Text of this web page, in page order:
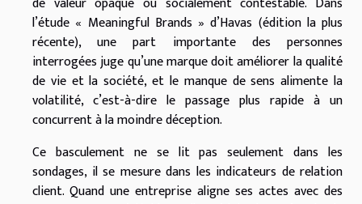
l’étude « Meaningful Brands » d’Havas (édition la plus
récente), une part importante des personnes
interrogées juge qu’une marque doit améliorer la qualité
de vie et la société, et le manque de sens alimente la
volatilité, c’est-à-dire le passage plus rapide à un
concurrent à la moindre déception.
Ce basculement ne se lit pas seulement dans les
sondages, il se mesure dans les indicateurs de relation
client. Quand une entreprise aligne ses actes avec des